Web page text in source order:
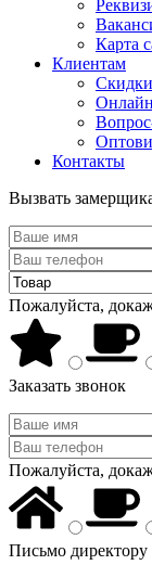
Карта
Клиентам
Контакты
Вызвать
Пожалуйста,
Заказать звонок
Пожалуйста,
Письмо директору